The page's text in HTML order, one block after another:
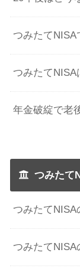
つみたてNISA
つみたてNISA
年金破綻で老
つみたて
つみたて
つみたて